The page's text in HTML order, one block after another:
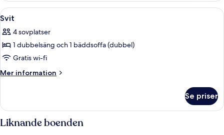
Öppna
alla
foton
för
Svit
Svit | Allergitestade sängkläder och
6
Svit
4 sovplatser
1 dubbelsäng och 1 bäddsoffa (dubbel)
Gratis wi-fi
Mer information
Mer
Se priser
Liknande boenden